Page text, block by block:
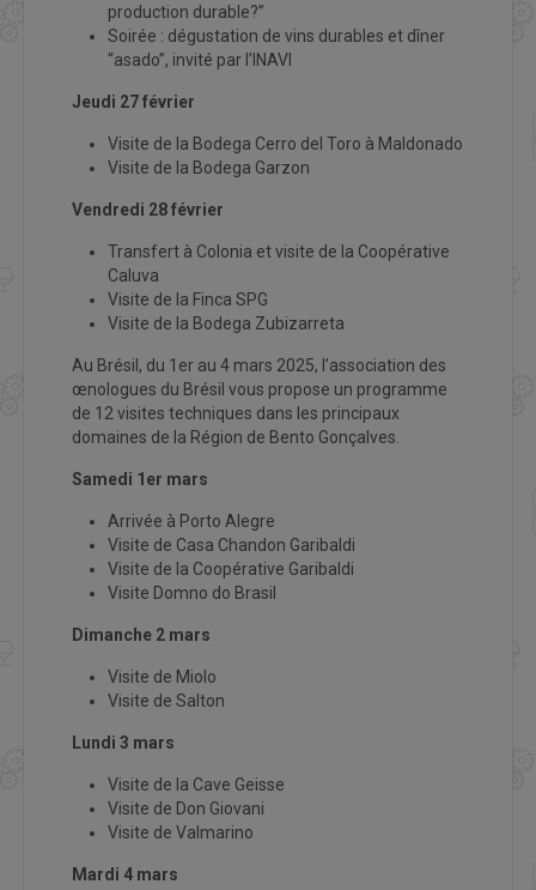
production durable?”
Soirée : dégustation de vins durables et dîner
“asado”, invité par l’INAVI
Jeudi 27 février
Visite de la Bodega Cerro del Toro à Maldonado
Visite de la Bodega Garzon
Vendredi 28 février
Transfert à Colonia et visite de la Coopérative
Caluva
Visite de la Finca SPG
Visite de la Bodega Zubizarreta
Au Brésil, du 1er au 4 mars 2025, l’association des
œnologues du Brésil vous propose un programme
de 12 visites techniques dans les principaux
domaines de la Région de Bento Gonçalves.
Samedi 1er mars
Arrivée à Porto Alegre
Visite de Casa Chandon Garibaldi
Visite de la Coopérative Garibaldi
Visite Domno do Brasil
Dimanche 2 mars
Visite de Miolo
Visite de Salton
Lundi 3 mars
Visite de la Cave Geisse
Visite de Don Giovani
Visite de Valmarino
Mardi 4 mars